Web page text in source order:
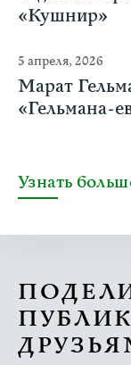
«Кушнир»
5 апреля, 2026
Марат
«Гельмана-
Узнать